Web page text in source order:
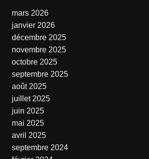
mars 2026
janvier 2026
décembre 2025
novembre 2025
octobre 2025
septembre 2025
août 2025
juillet 2025
juin 2025
mai 2025
avril 2025
septembre 2024